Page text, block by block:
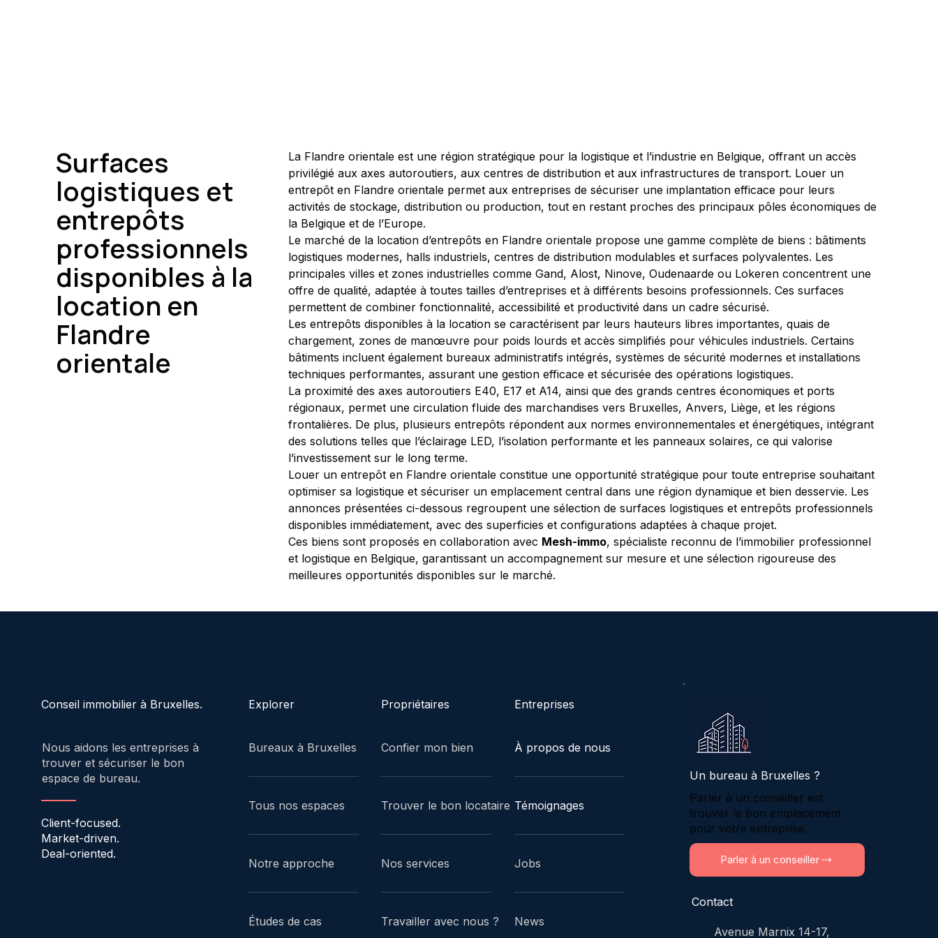
Surfaces
logistiques et
entrepôts
professionnels
disponibles à la
location en
Flandre
orientale
La Flandre orientale est une région stratégique pour la logistique et l’industrie en Belgique, offrant un accès
privilégié aux axes autoroutiers, aux centres de distribution et aux infrastructures de transport. Louer un
entrepôt en Flandre orientale permet aux entreprises de sécuriser une implantation efficace pour leurs
activités de stockage, distribution ou production, tout en restant proches des principaux pôles économiques de
la Belgique et de l’Europe.
Le marché de la location d’entrepôts en Flandre orientale propose une gamme complète de biens : bâtiments
logistiques modernes, halls industriels, centres de distribution modulables et surfaces polyvalentes. Les
principales villes et zones industrielles comme Gand, Alost, Ninove, Oudenaarde ou Lokeren concentrent une
offre de qualité, adaptée à toutes tailles d’entreprises et à différents besoins professionnels. Ces surfaces
permettent de combiner fonctionnalité, accessibilité et productivité dans un cadre sécurisé.
Les entrepôts disponibles à la location se caractérisent par leurs hauteurs libres importantes, quais de
chargement, zones de manœuvre pour poids lourds et accès simplifiés pour véhicules industriels. Certains
bâtiments incluent également bureaux administratifs intégrés, systèmes de sécurité modernes et installations
techniques performantes, assurant une gestion efficace et sécurisée des opérations logistiques.
La proximité des axes autoroutiers E40, E17 et A14, ainsi que des grands centres économiques et ports
régionaux, permet une circulation fluide des marchandises vers Bruxelles, Anvers, Liège, et les régions
frontalières. De plus, plusieurs entrepôts répondent aux normes environnementales et énergétiques, intégrant
des solutions telles que l’éclairage LED, l’isolation performante et les panneaux solaires, ce qui valorise
l’investissement sur le long terme.
Louer un entrepôt en Flandre orientale constitue une opportunité stratégique pour toute entreprise souhaitant
optimiser sa logistique et sécuriser un emplacement central dans une région dynamique et bien desservie. Les
annonces présentées ci-dessous regroupent une sélection de surfaces logistiques et entrepôts professionnels
disponibles immédiatement, avec des superficies et configurations adaptées à chaque projet.
Ces biens sont proposés en collaboration avec Mesh-immo, spécialiste reconnu de l’immobilier professionnel
et logistique en Belgique, garantissant un accompagnement sur mesure et une sélection rigoureuse des
meilleures opportunités disponibles sur le marché.
Conseil immobilier à Bruxelles.
Nous aidons les entreprises à
trouver et sécuriser le bon
espace de bureau.
Client-focused.
Market-driven.
Deal-oriented.
Explorer
Bureaux à Bruxelles
Tous nos espaces
Notre approche
Études de cas
Propriétaires
Confier mon bien
Trouver le bon locataire
Nos services
Travailler avec nous ?
Entreprises
À propos de nous
Témoignages
Jobs
News
Contact
Avenue Marnix 14-17,
Un bureau à Bruxelles ?
Parler à un conseiller est
trouver le bon emplacement
pour votre entreprise.
Parler à un conseiller